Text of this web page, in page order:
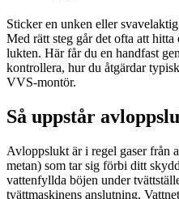
Sticker en unken eller
Med rätt steg går det ofta att
lukten. Här får du en handfast
kontrollera, hur du åtgärdar
VVS-montör.
Så uppstår
Avloppslukt är i regel gaser från
metan) som tar sig förbi ditt
vattenfyllda böjen under
tvättmaskinens anslutning.